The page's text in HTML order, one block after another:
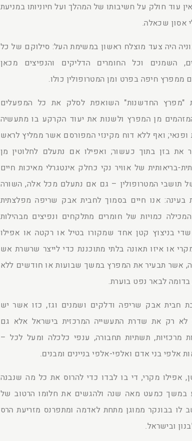
עוד חולק על חשיבותו של המהלך ועל חיוניותו במניעת
אסון שכאלה.
היה צעד מוצלח ראשון במשימת העל: סילוקם של כל
השמנים וכל החומרים הדליקים והנפיצים מכאן
ממפרץ חיפה בפרט ומן המטרופולין כולו.
"מפרץ החדשנות" השואפת לסלק את כל המפעלים
מן המפרץ ולשנות את יעוד הקרקע בו מתעשיה
ופנאי; ואף ללא דוח מקינזי המפורסם אשר ממליץ לראש
את בזן בתוך כעשור; ואפילו אם נתעלם לחלוטין מן
בריאותית של אוויר נקי כחלק אינטגרלי מאיכות חיים
של תושבי המטרופולין – גם אם נתעלם מכל אלה, השורה
בעינה: אנו חיים בסמוך לחבית אבק שריפה מפלצתית
כמויות של חומרים מתלקחים ונפיצים מבהילות
בניצוץ קטן אחד שמקורו בטיל או רקטה או אפילו
או איזו תאונה בלתי מתוכננת כדי לייצר שרשרת אש
אשר תבעיר את המפרץ במשך שבועות או חודשים ללא
בדומה לבאר נפט בוערת.
חבית אבק שריפה ודלקים ושמנים וגז, כזו אשר יש
לא רק את שדרת התעשייה המרכזית בישראל אלא גם
מרכזיות, תשתיות תחבורה, ענפי כלכלה ומעל לכל –
אלפי בני אדם ואלפי-אלפי בניינים ומבנים.
אפילו מקרי, די בו לבדו כדי להרוס את כל מה שנבנה
במשך כמעט מאה שנה ולהגשים את חלומו הרטוב של
לו בבונקר ממוגן מתחת לאדמה ומתפרנס מזריעת הרס
ובישראל.